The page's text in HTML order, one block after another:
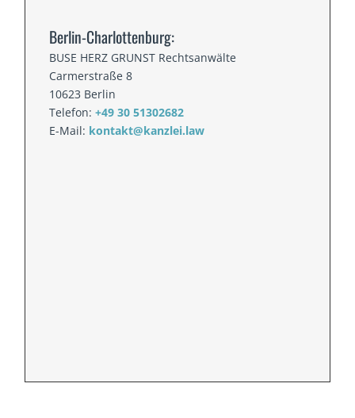
Berlin-Charlottenburg:
BUSE HERZ GRUNST Rechtsanwälte
Carmerstraße 8
10623 Berlin
Telefon:+49 30 51302682
E-Mail: kontakt@kanzlei.law